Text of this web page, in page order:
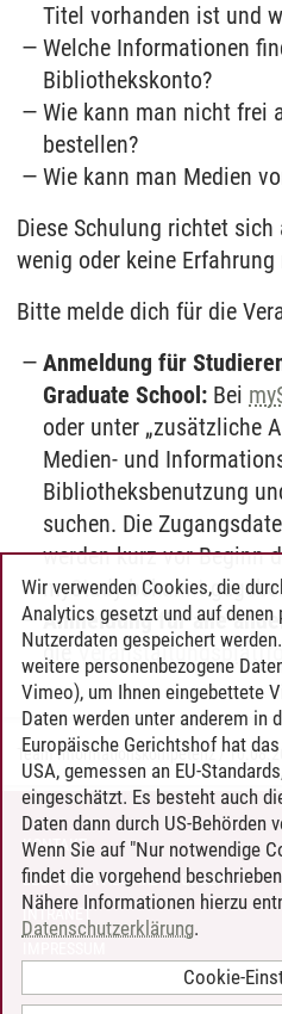
Titel vorhanden ist und
Welche Informationen
Bibliothekskonto?
Wie kann man nicht frei
bestellen?
Wie kann man Medien
Diese Schulung richtet
wenig oder keine Erfahrung
Bitte melde dich für die
Anmeldung für
Graduate School: Bei
oder unter „zusätzliche
Medien- und
Bibliotheksbenutzung
suchen. Die
werden kurz vor Beginn
myStudy bekannt
Anmeldung für alle
die
Team Informationskompetenz /
KONTAKT
LEUPHANA ALS ARBEITGEBER
INTRANET
Wir verwenden Cookies, die
Analytics gesetzt und auf denen
Nutzerdaten gespeichert
weitere personenbezogene
Vimeo), um Ihnen eingebettete
Daten werden unter anderem in
Europäische Gerichtshof hat
USA, gemessen an EU-
eingeschätzt. Es besteht auch
Daten dann durch US-Behörden
Wenn Sie auf "Nur notwendige
findet die vorgehend
Nähere Informationen hierzu
Datenschutzerklärung.
Cookie-